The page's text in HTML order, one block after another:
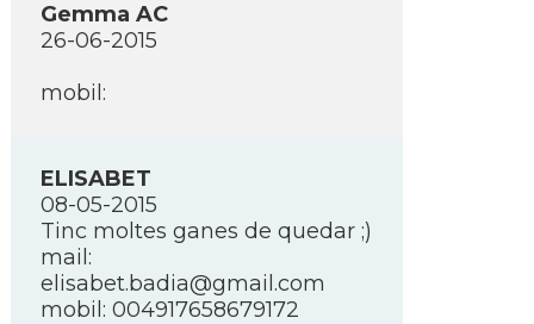
Gemma AC
26-06-2015
mobil:
ELISABET
08-05-2015
Tinc moltes ganes de quedar ;)
mail:
elisabet.badia@gmail.com
mobil: 004917658679172